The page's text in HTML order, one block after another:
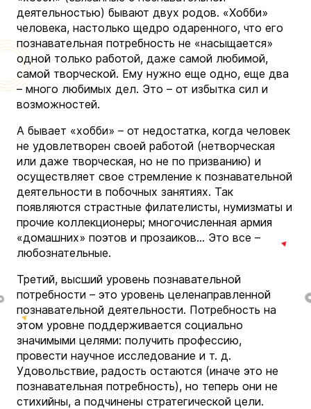
деятельностью) бывают двух родов. «Хобби»
человека, настолько щедро одаренного, что его
познавательная потребность не «насыщается»
одной только работой, даже самой любимой,
самой творческой. Ему нужно еще одно, еще два
– много любимых дел. Это – от избытка сил и
возможностей.
А бывает «хобби» – от недостатка, когда человек
не удовлетворен своей работой (нетворческая
или даже творческая, но не по призванию) и
осуществляет свое стремление к познавательной
деятельности в побочных занятиях. Так
появляются страстные филателисты, нумизматы и
прочие коллекционеры; многочисленная армия
«домашних» поэтов и прозаиков… Это все –
любознательные.
Третий, высший уровень познавательной
потребности – это уровень целенаправленной
познавательной деятельности. Потребность на
этом уровне поддерживается социально
значимыми целями: получить профессию,
провести научное исследование и т. д.
Удовольствие, радость остаются (иначе это не
познавательная потребность), но теперь они не
стихийны, а подчинены стратегической цели.